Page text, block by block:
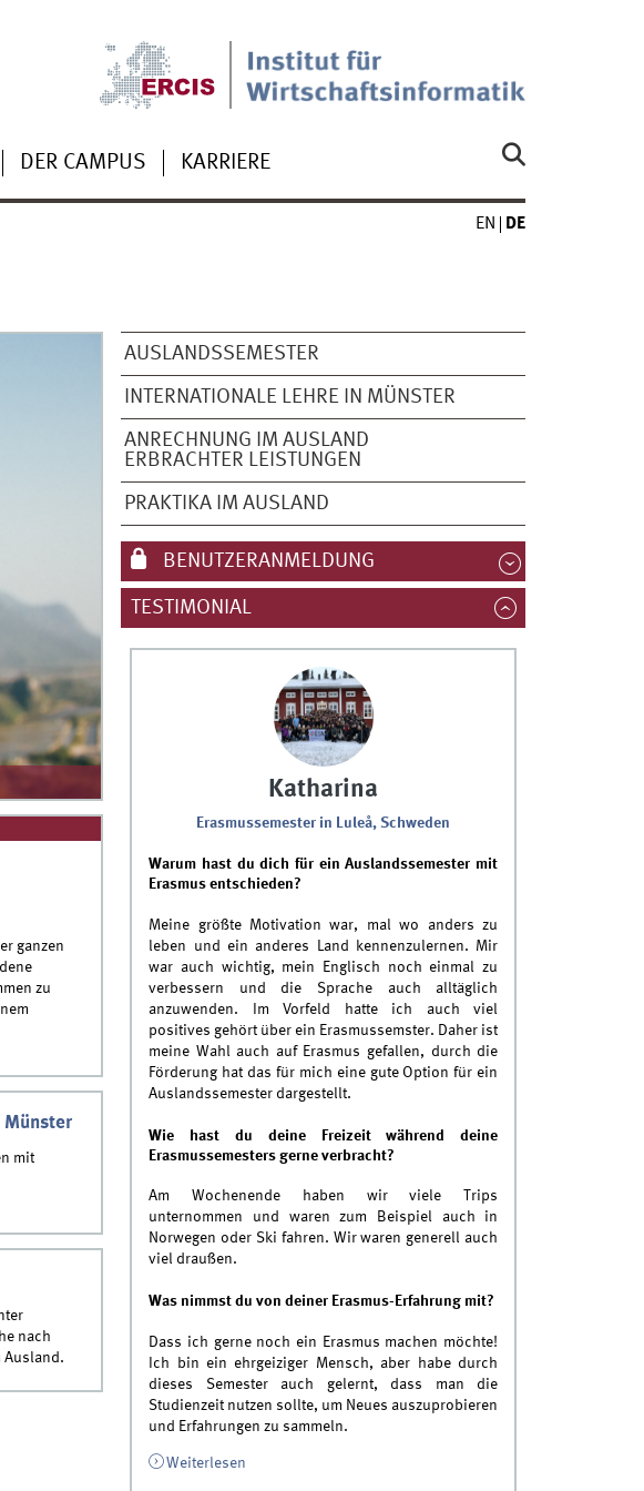
DER CAMPUS KARRIERE
EN DE
AUSLANDSSEMESTER
INTERNATIONALE LEHRE IN MÜNSTER
ANRECHNUNG IM AUSLAND
ERBRACHTER LEISTUNGEN
PRAKTIKA IM AUSLAND
ganzen
zu
Münster
mit
nach
Ausland.
BENUTZERANMELDUNG
TESTIMONIAL
Katharina
Erasmussemester in Luleå, Schweden
Warum hast du dich für ein Auslandssemester mit
Erasmus entschieden?
Meine größte Motivation war, mal wo anders zu
leben und ein anderes Land kennenzulernen. Mir
war auch wichtig, mein Englisch noch einmal zu
verbessern und die Sprache auch alltäglich
anzuwenden. Im Vorfeld hatte ich auch viel
positives gehört über ein Erasmussemster. Daher ist
meine Wahl auch auf Erasmus gefallen, durch die
Förderung hat das für mich eine gute Option für ein
Auslandssemester dargestellt.
Wie hast du deine Freizeit während deine
Erasmussemesters gerne verbracht?
Am Wochenende haben wir viele Trips
unternommen und waren zum Beispiel auch in
Norwegen oder Ski fahren. Wir waren generell auch
viel draußen.
Was nimmst du von deiner Erasmus-Erfahrung mit?
Dass ich gerne noch ein Erasmus machen möchte!
Ich bin ein ehrgeiziger Mensch, aber habe durch
dieses Semester auch gelernt, dass man die
Studienzeit nutzen sollte, um Neues auszuprobieren
und Erfahrungen zu sammeln.
Weiterlesen